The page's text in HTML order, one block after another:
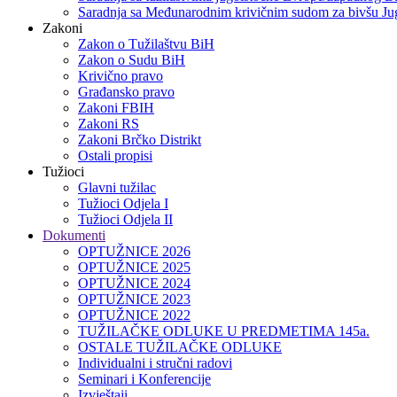
Saradnja sa Međunarodnim krivičnim sudom za bivšu
Zakoni
Zakon o Тužilaštvu BiH
Zakon o Sudu BiH
Krivično pravo
Građansko pravo
Zakoni FBIH
Zakoni RS
Zakoni Brčko Distrikt
Ostali propisi
Tužioci
Glavni tužilac
Tužioci Odjela I
Tužioci Odjela II
Dokumenti
OPTUŽNICE 2026
OPTUŽNICE 2025
OPTUŽNICE 2024
OPTUŽNICE 2023
OPTUŽNICE 2022
TUŽILAČKE ODLUKE U PREDMETIMA 145a.
OSTALE TUŽILAČKE ODLUKE
Individualni i stručni radovi
Seminari i Konferencije